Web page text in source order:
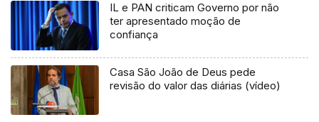
IL e PAN criticam Governo por não
ter apresentado moção de
confiança
Casa São João de Deus pede
revisão do valor das diárias (vídeo)